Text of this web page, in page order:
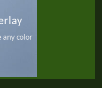
any color